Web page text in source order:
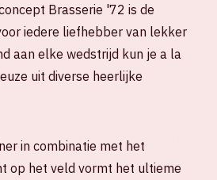
speelt Ajax Vrouwen
in de Johan Cruijff ArenA.
Brasserie '72 is de
iedere liefhebber van lekker
aan elke wedstrijd kun je a la
uit diverse heerlijke
in combinatie met het
op het veld vormt het ultieme